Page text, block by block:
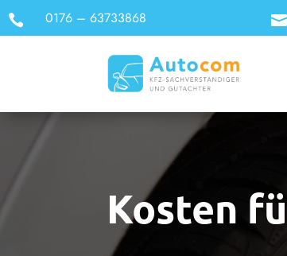
 0176 – 63733868 
Kosten